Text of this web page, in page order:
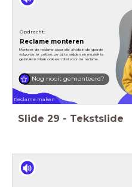
Opdracht:
Reclame monteren
Monteer de reclame door alle shots in de goede
volgorde te zetten, ze bij te snijden en muziek te
gebruiken. Maak ook een titel voor de reclame.
Reclame maken
Nog nooit gemonteerd?
Slide 29 - Tekstslide